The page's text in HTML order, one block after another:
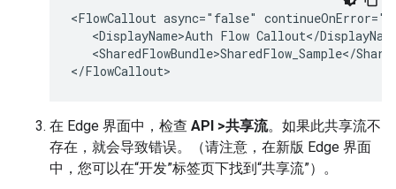
<FlowCallout async="false"
<DisplayName>Auth Flow Callout</
<SharedFlowBundle>SharedFlow_Sample</
在 Edge 界面中，检查 API >共享流。如果此共享流不
存在，就会导致错误。（请注意，在新版 Edge 界面
中，您可以在“开发”标签页下找到“共享流”）。